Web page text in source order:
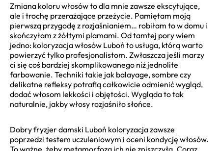
Zmiana koloru włosów to dla mnie zawsze ekscytujące,
ale i trochę przerażające przeżycie. Pamiętam moją
pierwszą przygodę z rozjaśnianiem… robiłam to w domu i
skończyłam z żółtymi plamami. Od tamtej pory wiem
jedno: koloryzacja włosów Luboń to usługa, którą warto
powierzyć tylko profesjonalistom. Zwłaszcza jeśli marzy
ci się coś bardziej skomplikowanego niż jednolite
farbowanie. Techniki takie jak balayage, sombre czy
delikatne refleksy potrafią całkowicie odmienić wygląd,
dodać włosom lekkości i objętości. Wygląda to tak
naturalnie, jakby włosy rozjaśniło słońce.
Dobry fryzjer damski Luboń koloryzacja zawsze
poprzedzi testem uczuleniowym i oceni kondycję włosów.
To ważne, żeby metamorfoza ich nie zniszczyła. Coraz